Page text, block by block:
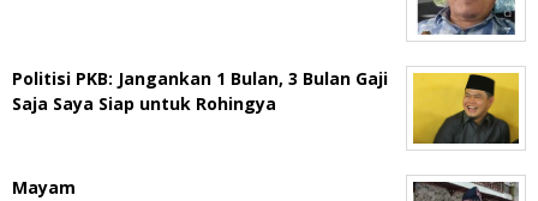
Politisi PKB: Jangankan 1 Bulan, 3 Bulan Gaji
Saja Saya Siap untuk Rohingya
Mayam